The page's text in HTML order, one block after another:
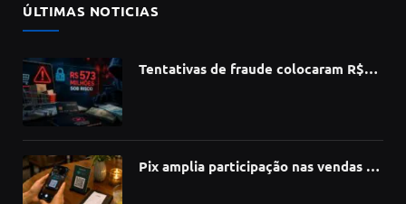
ÚLTIMAS NOTICIAS
Tentativas de fraude colocaram R$
Pix amplia participação nas vendas de